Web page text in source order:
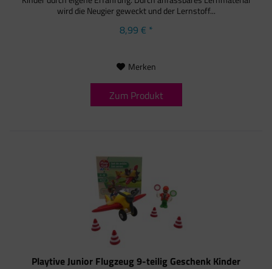
wird die Neugier geweckt und der Lernstoff...
8,99 € *
Merken
Zum Produkt
Playtive Junior Flugzeug 9-teilig Geschenk Kinder